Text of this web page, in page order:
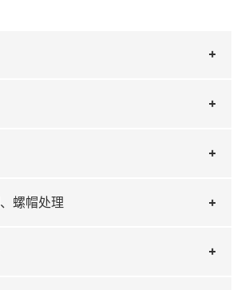
螺帽处理